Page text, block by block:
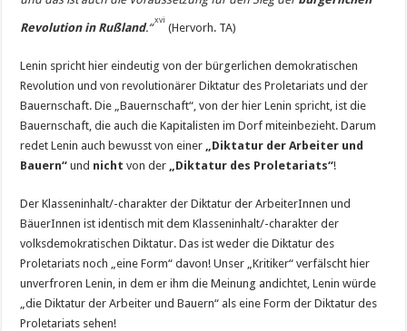
Revolution in Rußland.“
xvi
(Hervorh. TA)
Lenin spricht hier eindeutig von der bürgerlichen demokratischen
Revolution und von revolutionärer Diktatur des Proletariats und der
Bauernschaft. Die „Bauernschaft“, von der hier Lenin spricht, ist die
Bauernschaft, die auch die Kapitalisten im Dorf miteinbezieht. Darum
redet Lenin auch bewusst von einer „Diktatur der Arbeiter und
Bauern“ und nicht von der „Diktatur des Proletariats“!
Der Klasseninhalt/-charakter der Diktatur der Arbei­terInnen und
BäuerInnen ist identisch mit dem Klasseninhalt/-charakter der
volksdemokratischen Diktatur. Das ist weder die Diktatur des
Proletariats noch „eine Form“ davon! Unser „Kritiker“ verfälscht hier
unverfroren Lenin, in dem er ihm die Meinung andichtet, Lenin würde
„die Diktatur der Arbeiter und Bauern“ als eine Form der Diktatur des
Proletariats sehen!